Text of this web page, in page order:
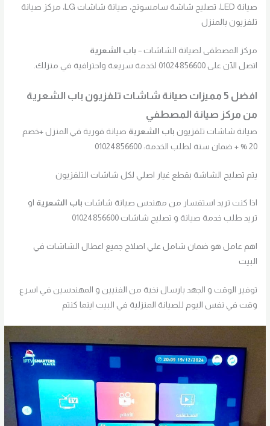
صيانة LED، تصليح شاشة سامسونج، صيانة شاشات LG، مركز صيانة
تلفزيون بالمنزل
مركز المصطفى لصيانة الشاشات – باب الشعرية
اتصل الآن على 01024856600 لخدمة سريعة واحترافية في منزلك.
افضل 5 مميزات صيانة شاشات تلفزيون
باب الشعرية
من مركز صيانة المصطفي
صيانة شاشات تلفزيون باب الشعرية صيانة فورية في المنزل +خصم
20 % + ضمان سنة لطلب الخدمة: 01024856600
يتم تصليح الشاشة بقطع غيار اصلي لكل شاشات التلفزيون
اذا كنت تريد استفسار من مهندس صيانة شاشات باب الشعرية او
تريد طلب خدمة صيانة و تصليح شاشات 01024856600
اهم عامل هو ضمان شامل علي اصلاح جميع اعطال الشاشات في
البيت
توفير الوقت و الجهد بارسال نخبة من الفنيين و المهندسين في اسرع
وقت في نفس اليوم للصيانة المنزلية في البيت اينما كنتم